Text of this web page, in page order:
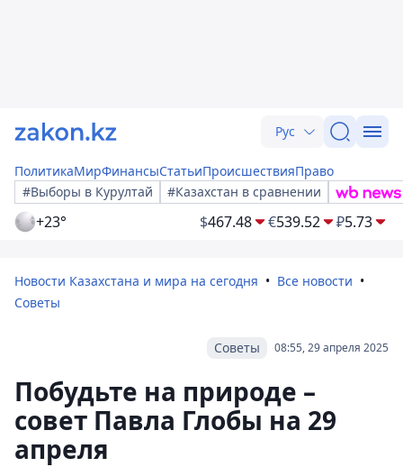
Рус
ПолитикаМирФинансыСтатьиПроисшествияПраво
#Выборы в Курултай
#Казахстан в сравнении
+23° $467.48 €539.52 ₽5.73
Новости Казахстана и мира на сегодня
Все новости
Советы
08:55, 29 апреля 2025
Советы
Побудьте на природе –
совет Павла Глобы на 29
апреля